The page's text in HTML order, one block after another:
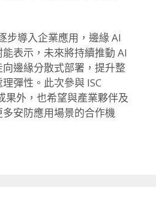
步導入企業應用，邊緣 AI
表示，未來將持續推動 AI
邊緣分散式部署，提升整
彈性。此次參與 ISC
果外，也希望與產業夥伴及
安防應用場景的合作機